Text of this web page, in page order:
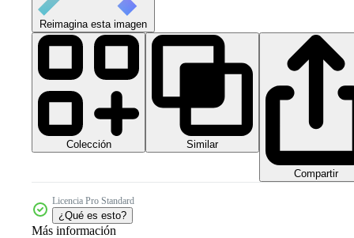
Reimagina esta imagen
Colección Similar
Compartir
Licencia Pro Standard
¿Qué es esto?
Más información